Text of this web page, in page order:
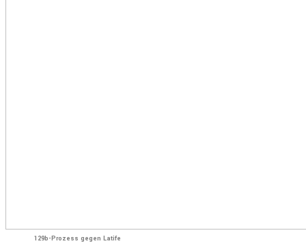
129b-Prozess gegen Latife